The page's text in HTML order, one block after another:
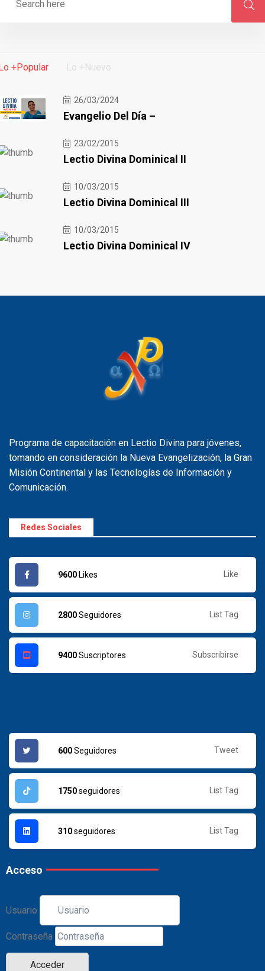
+Popular Lo +Nuevo
26/03/2024
Evangelio Del Día –
23/02/2015
Lectio Divina Dominical II
10/03/2015
Lectio Divina Dominical III
10/03/2015
Lectio Divina Dominical IV
Programa de capacitación en Lectio Divina para jóvenes,
tomando en consideración la Nueva Evangelización, la Gran
Misión Continental y las Tecnologías de Información y
Comunicación.
Redes Sociales
9600Likes Like
2800Seguidores List Tag
9400Suscriptores Subscribirse
600Seguidores Tweet
1750seguidores List Tag
310seguidores List Tag
Acceso
Usuario
Contraseña